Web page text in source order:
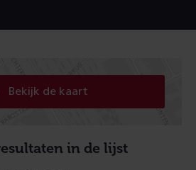
Bekijk de kaart
in de lijst